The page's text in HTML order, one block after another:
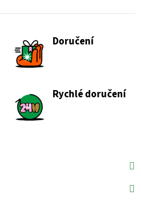
Doručení
Rychlé doručení